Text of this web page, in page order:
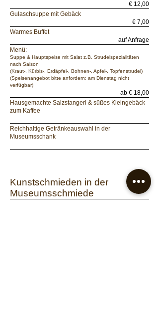
€ 12,00
Gulaschsuppe mit Gebäck
€ 7,00
Warmes Buffet
auf Anfrage
Menü:
Suppe & Hauptspeise mit Salat z.B. Strudelspezialitäten
nach Saison
(Kraut-, Kürbis-, Erdäpfel-, Bohnen-, Apfel-, Topfenstrudel)
(Speisenangebot bitte anfordern; am Dienstag nicht
verfügbar)
ab € 18,00
Hausgemachte Salzstangerl & süßes Kleingebäck
zum Kaffee
Reichhaltige Getränkeauswahl in der
Museumsschank
Kunstschmieden in der
Museumsschmiede